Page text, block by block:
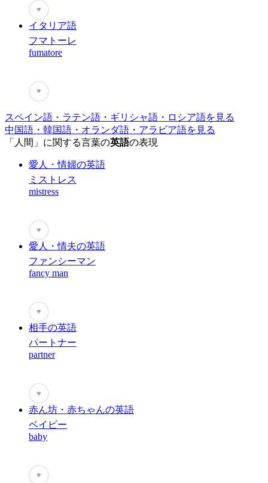
♥
イタリア語
フマトーレ
fumatore
♥
スペイン語・ラテン語・ギリシャ語・ロシア語を見る
中国語・韓国語・オランダ語・アラビア語を見る
「人間」に関する言葉の英語の表現
愛人・情婦の英語
ミストレス
mistress
♥
愛人・情夫の英語
ファンシーマン
fancy man
♥
相手の英語
パートナー
partner
♥
赤ん坊・赤ちゃんの英語
ベイビー
baby
♥